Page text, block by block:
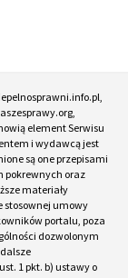
element Serwisu
i wydawcą jest
są one przepisami
pokrewnych oraz
materiały
stosownej umowy
portalu, poza
dozwolonym
1 pkt. b) ustawy o